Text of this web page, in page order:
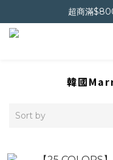
晚安會員
超商滿
晚安會
韓國
Sort by